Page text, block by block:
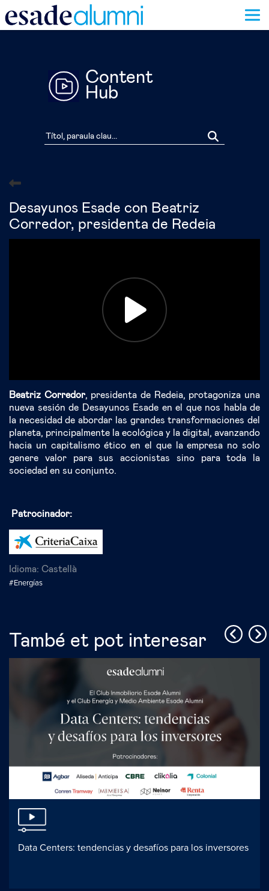
Content
Hub
Desayunos Esade con Beatriz
Corredor, presidenta de Redeia
Beatriz Corredor, presidenta de Redeia, protagoniza una
nueva sesión de Desayunos Esade en el que nos habla de
la necesidad de abordar las grandes transformaciones del
planeta, principalmente la ecológica y la digital, avanzando
hacia un capitalismo ético en el que la empresa no solo
genere valor para sus accionistas sino para toda la
sociedad en su conjunto.
Patrocinador:
Idioma: Castellà
#Energías
També et pot interesar
Data Centers: tendencias y desafíos para los inversores